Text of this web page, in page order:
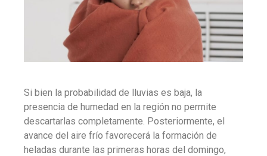
Si bien la probabilidad de lluvias es baja, la
presencia de humedad en la región no permite
descartarlas completamente. Posteriormente, el
avance del aire frío favorecerá la formación de
heladas durante las primeras horas del domingo,